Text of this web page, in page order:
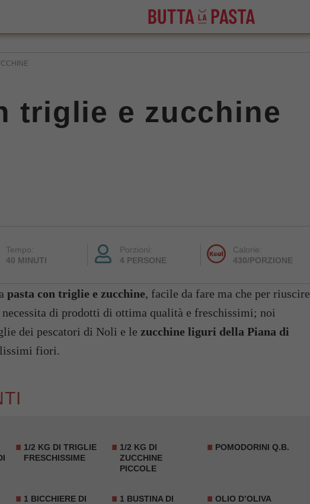
triglie e zucchine
Tempo:
40 MINUTI
Porzioni:
4 PERSONE
Calorie:
430/PORZIONE
pasta con triglie e zucchine, facile da fare ma che per riuscire
di prodotti di ottima qualità e freschissimi; noi
dei pescatori di Noli e le zucchine liguri della Piana di
fiori.
1/2 KG DITRIGLIE
FRESCHISSIME
1/2 KG DI
ZUCCHINE
PICCOLE
POMODORINI Q.B.
1 BICCHIERE DI
1 BUSTINA DI
OLIO D’OLIVA